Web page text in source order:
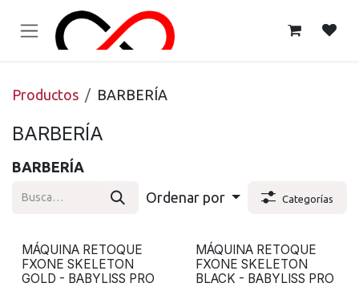
Productos BARBERÍA
BARBERÍA
BARBERÍA
Ordenar por
Categorías
MÁQUINA RETOQUE
FXONE SKELETON
GOLD - BABYLISS PRO
MÁQUINA RETOQUE
FXONE SKELETON
BLACK - BABYLISS PRO